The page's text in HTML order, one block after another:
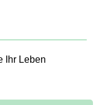
Ihr Leben